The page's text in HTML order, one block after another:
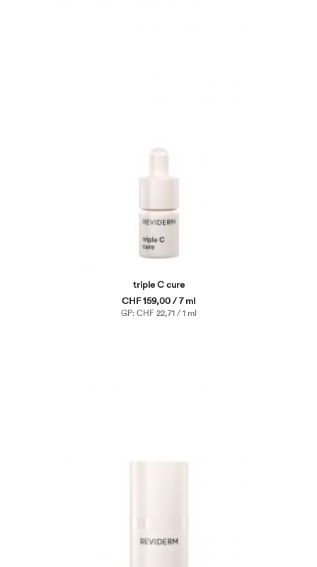
triple C cure
CHF 159,00 / 7 ml
GP: CHF 22,71 / 1 ml